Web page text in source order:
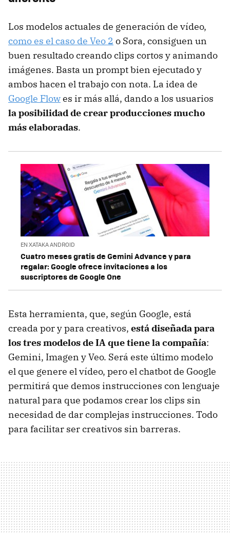
Los modelos actuales de generación de vídeo,
como es el caso de Veo 2 o Sora, consiguen un
buen resultado creando clips cortos y animando
imágenes. Basta un prompt bien ejecutado y
ambos hacen el trabajo con nota. La idea de
Google Flowes ir más allá, dando a los usuarios
la posibilidad de crear producciones mucho
más elaboradas.
EN XATAKA ANDROID
Cuatro meses gratis de Gemini Advance y para
regalar: Google ofrece invitaciones a los
suscriptores de Google One
Esta herramienta, que, según Google, está
creada por y para creativos, está diseñada para
los tres modelos de IA que tiene la compañía:
Gemini, Imagen y Veo. Será este último modelo
el que genere el vídeo, pero el chatbot de Google
permitirá que demos instrucciones con lenguaje
natural para que podamos crear los clips sin
necesidad de dar complejas instrucciones. Todo
para facilitar ser creativos sin barreras.